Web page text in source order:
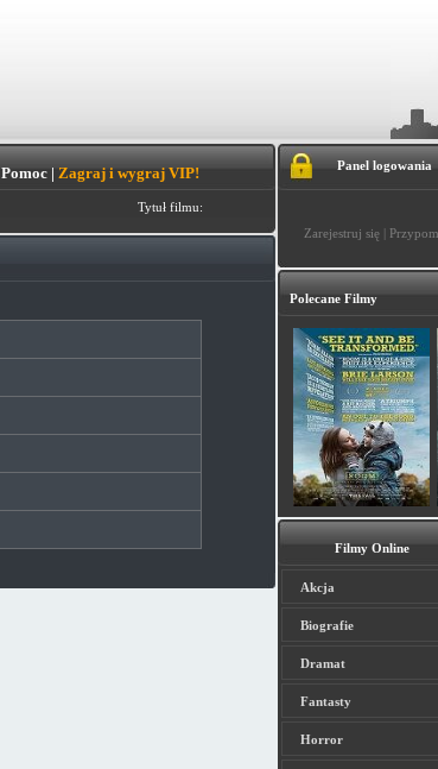
Pomoc| Zagraj i wygraj VIP!
Tytuł filmu:
Panel logowania
Zarejestruj się |
Polecane Filmy
Filmy Online
Akcja
Biografie
Dramat
Fantasty
Horror